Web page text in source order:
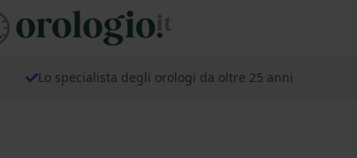
Lo specialista degli orologi da oltre 25 anni